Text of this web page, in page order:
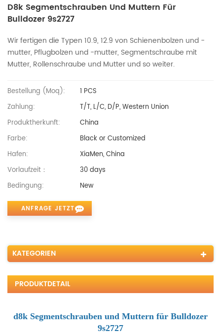
D8k Segmentschrauben Und Muttern Für
Bulldozer 9s2727
Wir fertigen die Typen 10.9, 12.9 von Schienenbolzen und -
mutter, Pflugbolzen und -mutter, Segmentschraube mit
Mutter, Rollenschraube und Mutter und so weiter.
Bestellung (moq):
1 PCS
Zahlung:
T/T, L/C, D/P, Western Union
Produktherkunft:
China
Farbe:
Black or Customized
Hafen:
XiaMen, China
Vorlaufzeit：
30 days
Bedingung:
New
ANFRAGE JETZT
KATEGORIEN
PRODUKTDETAIL
d8k Segmentschrauben und Muttern für Bulldozer
9s2727